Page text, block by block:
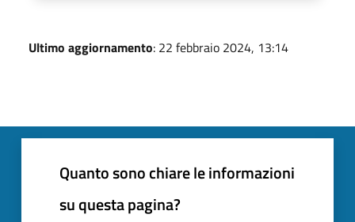
Ultimo aggiornamento: 22 febbraio 2024, 13:14
Quanto sono chiare le informazioni
su questa pagina?